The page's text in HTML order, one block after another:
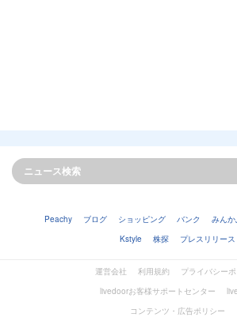
Peachy ブログ ショッピング バンク みんか
Kstyle
株探 プレスリリース
運営会社 利用規約
プライバシー
livedoorお客様サポートセンター
コンテンツ・広告ポリシー